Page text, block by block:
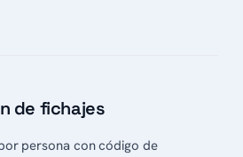
de fichajes
persona con código de